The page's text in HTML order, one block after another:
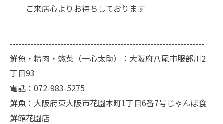
ご来店心よりお待ちしております
-----------------------------------------------------------------
鮮魚・精肉・惣菜（一心太助）：大阪府八尾市服部川2
丁目93
電話： 072-983-5275
鮮魚：大阪府東大阪市花園本町1丁目6番7号じゃんぼ食
鮮館花園店